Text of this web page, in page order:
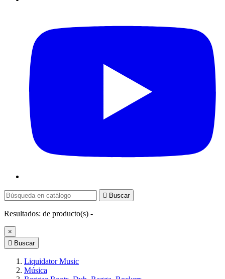
 Buscar
Resultados: de producto(s) -
×
 Buscar
Liquidator Music
Música